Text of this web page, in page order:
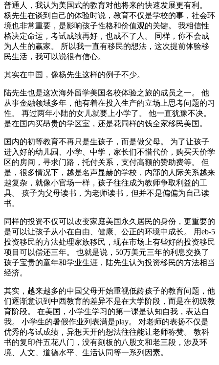
普通人，我认为美国式的教育对他将来的快速发展更有利。
杨先生在谈到自己的体验时说，教育不仅是学校的事，社会环
境也非常重要，是影响孩子性格和价值观的关键。 我相信性
格决定命运，考试成绩再好，也成不了人。 同样，你不会成
为人生的赢家。 所以我一直有移民的想法，这次提前体验移
民生活，我可以说很有信心。
其实在中国，像杨先生这样的例子不少。
陆先生也是这次海外留学美国名校体验之旅的成员之一。 他
从事金融领域多年，他有着在投入生产的立场上思考问题的习
性。 再过两年小陆的女儿就要上小学了。 他一直犹豫不决。
是在国内买昂贵的学区室，还是花同样的钱全家移民美国。
国内的初等教育不再只是生孩子，而是做父母。 为了让孩子
进入好的幼儿园、小学、中学，家长们不惜代价，购买天价学
区的房间，寻求门路，托付关系，支付高额的赞助费等。 但
是，很多情况下，越是名声显赫的学校，内部的人际关系越来
越复杂，就像小官场一样，孩子往往成为教师争取利益的工
具。 孩子为父母读书，为老师读书，但并不是偏偏为自己读
书。
同样的投资不仅可以改变家庭美国永久居民的身份，更重要的
是可以让孩子从小在自由、健康、公正的环境中成长。 用eb-5
投资移民的方法处理家族移民，现在市场上有些好的投资移民
项目可以偿还三年。 也就是说，50万美元三年的利息交换了
孩子宝贵的童年和学业生涯，陆先生认为投资移民的方法相当
经济。
其实，越来越多的中国父母开始重视低龄孩子的教育问题，他
们逐渐意识到中西教育的差异不是在大学阶段，而是在初级教
育阶段。 在美国，小学生学习的第一课是认知自我，表达自
我。 小学生的暑假作业列表满是play。 对老师的表扬不仅是
优秀的考试成绩，异想天开的想法往往能让老师称赞。 教科
书的复印件五花八门，没有刻板的八股文和老三段，涉及环
境、人文、道德水平、生活认同等一系列因素。